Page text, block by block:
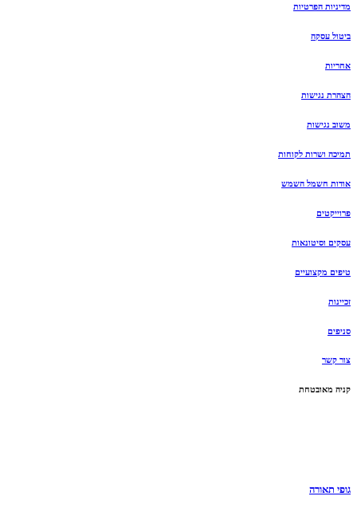
מדיניות הפרטיות
ביטול עסקה
אחריות
הצהרת נגישות
משוב נגישות
תמיכה ושרות לקוחות
אודות חשמל השמש
פרוייקטים
עסקים וסיטונאות
טיפים מקצועיים
זכיינות
סניפים
צור קשר
קניה מאובטחת
גופי תאורה